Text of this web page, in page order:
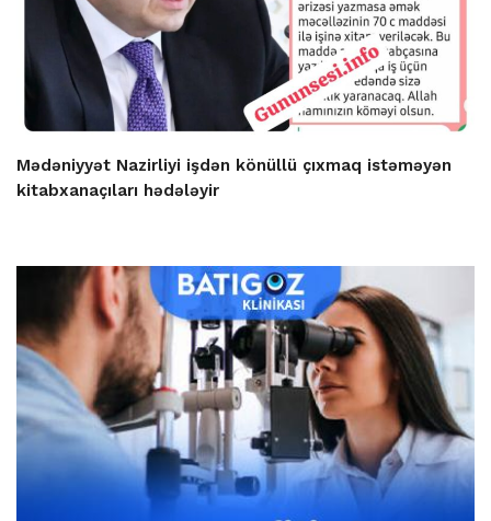
Mədəniyyət Nazirliyi işdən könüllü çıxmaq istəməyən
kitabxanaçıları hədələyir